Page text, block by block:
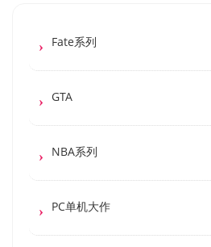
Fate系列
GTA
NBA系列
PC单机大作